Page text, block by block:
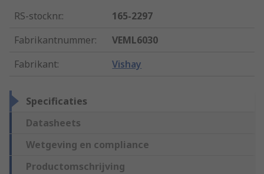
RS-stocknr.:
165-2297
Fabrikantnummer:
VEML6030
Fabrikant: Vishay
Specificaties
Datasheets
Wetgeving en compliance
Productomschrijving